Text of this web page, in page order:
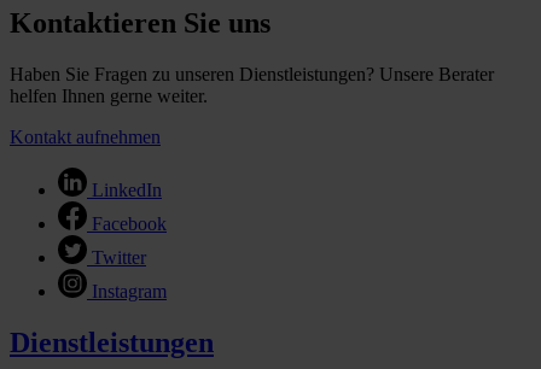
Kontaktieren Sie uns
Haben Sie Fragen zu unseren Dienstleistungen? Unsere Berater
helfen Ihnen gerne weiter.
Kontakt aufnehmen
LinkedIn
Facebook
Twitter
Instagram
Dienstleistungen